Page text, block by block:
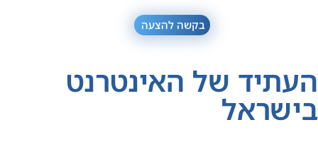
בקשה להצעה
העתיד של האינטרנט
בישראל